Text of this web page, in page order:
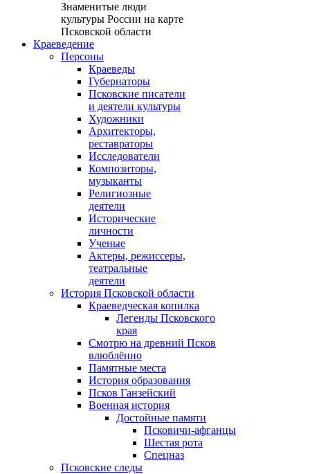
Знаменитые люди
культуры России на карте
Псковской области
Краеведение
Персоны
Краеведы
Губернаторы
Псковские писатели
и деятели культуры
Художники
Архитекторы,
реставраторы
Исследователи
Композиторы,
музыканты
Религиозные
деятели
Исторические
личности
Ученые
Актеры, режиссеры,
театральные
деятели
История Псковской области
Краеведческая копилка
Легенды Псковского
края
Смотрю на древний Псков
влюблённо
Памятные места
История образования
Псков Ганзейский
Военная история
Достойные памяти
Псковичи-афганцы
Шестая рота
Спецназ
Псковские следы